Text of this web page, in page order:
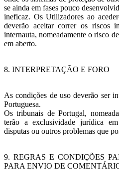
se ainda em fases pouco
ineficaz. Os Utilizadores ao
deverão aceitar correr os riscos
internauta, nomeadamente o risco
em aberto.
8. INTERPRETAÇÃO E FORO
As condições de uso deverão ser
Portuguesa.
Os tribunais de Portugal,
terão a exclusividade jurídica
disputas ou outros problemas que
9. REGRAS E CONDIÇÕES
PARA ENVIO DE